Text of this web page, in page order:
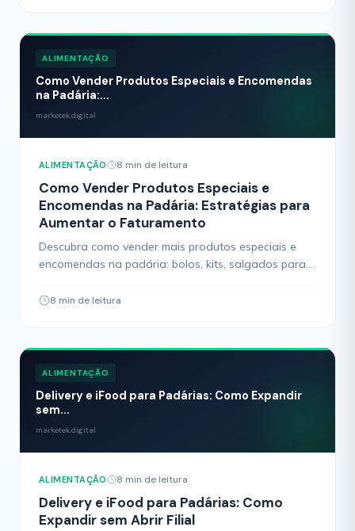
ALIMENTAÇÃO
Como Vender Produtos Especiais e Encomendas
na Padária:...
marketek.digital
ALIMENTAÇÃO 8 min de leitura
Como Vender Produtos Especiais e
Encomendas na Padária: Estratégias para
Aumentar o Faturamento
Descubra como vender mais produtos especiais e
encomendas na padária: bolos, kits, salgados para
faturamento.
8 min de leitura
ALIMENTAÇÃO
Delivery e iFood para Padárias: Como Expandir
sem...
marketek.digital
ALIMENTAÇÃO 8 min de leitura
Delivery e iFood para Padárias: Como
Expandir sem Abrir Filial